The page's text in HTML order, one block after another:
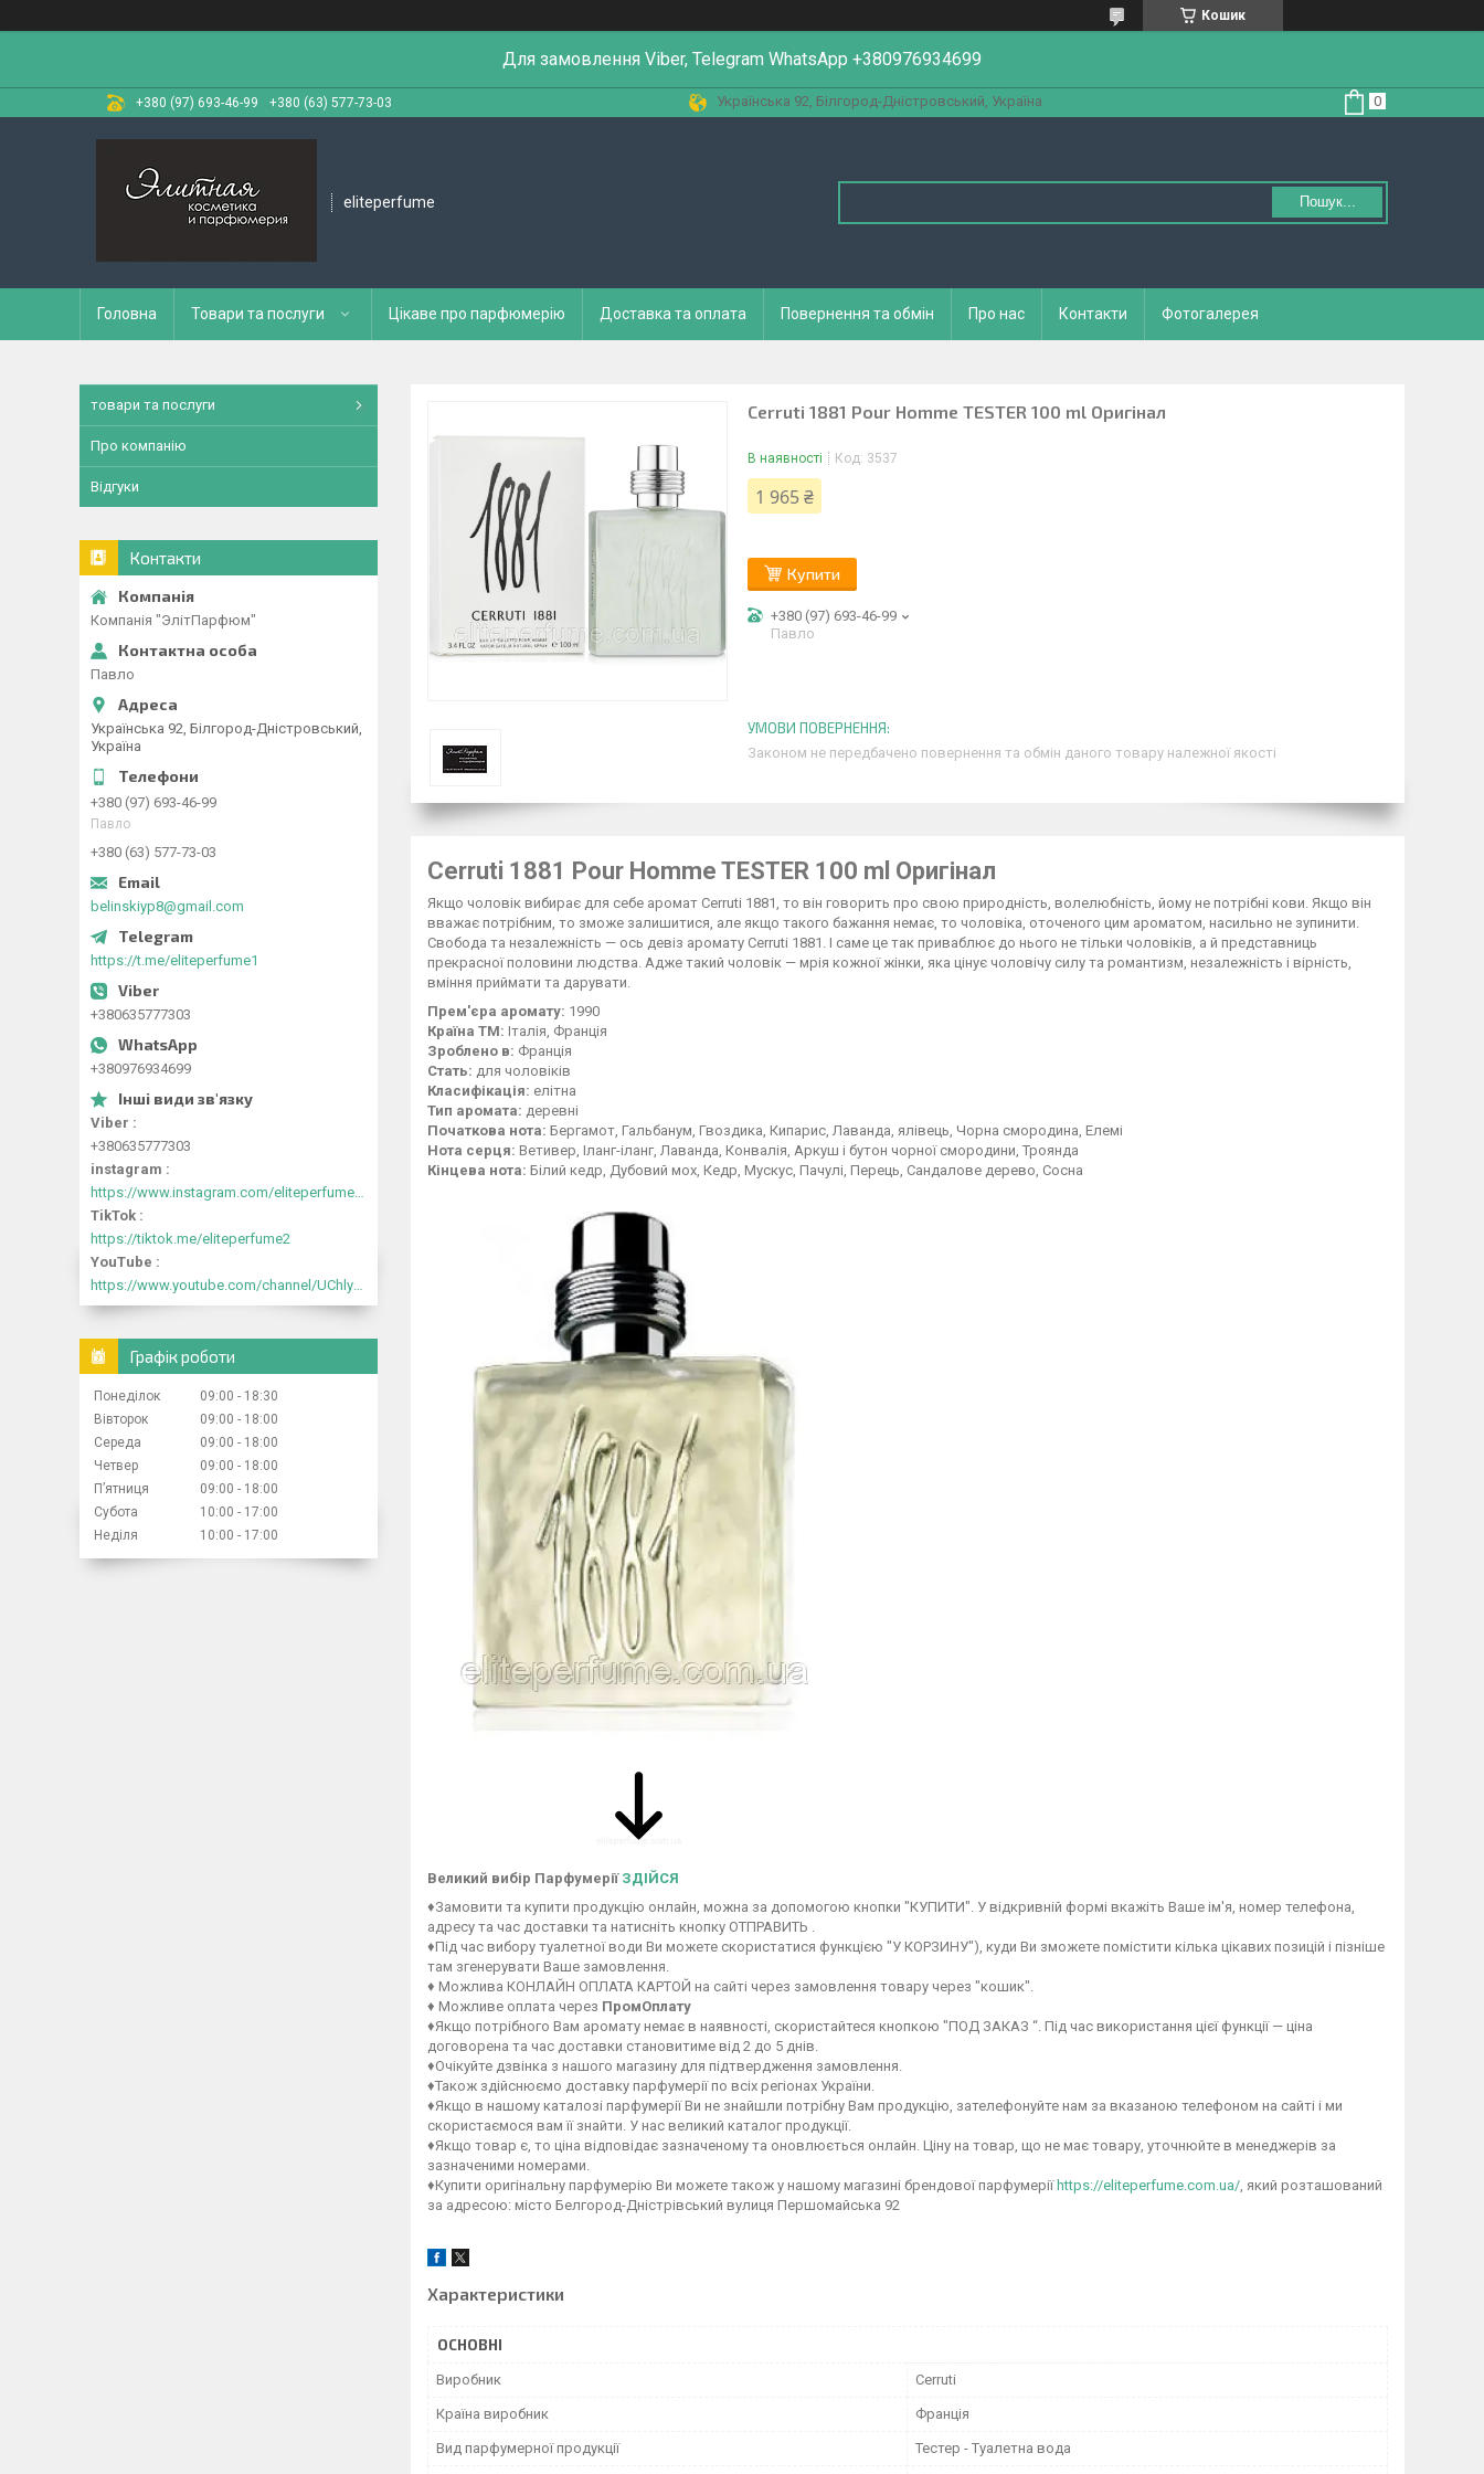
Кошик
Для замовлення Viber, Telegram WhatsApp +380976934699
+380 (97) 693-46-99 +380 (63) 577-73-03 Українська 92, Білгород-Дністровський, Україна
eliteperfume Пошук...
Головна Товари та послуги Цікаве про парфюмерію Доставка та оплата Повернення та обмін Про нас Контакти Фотогалерея
Cerruti 1881 Pour Homme TESTER 100 ml Оригінал
В наявності Код: 3537
1 965 ₴
Купити
+380 (97) 693-46-99
Павло
Законом не передбачено повернення та обмін даного товару належної якості
Cerruti 1881 Pour Homme TESTER 100 ml Оригінал
Якщо чоловік вибирає для себе аромат Cerruti 1881, то він говорить про свою природність, волелюбність, йому не потрібні кови. Якщо він
вважає потрібним, то зможе залишитися, але якщо такого бажання немає, то чоловіка, оточеного цим ароматом, насильно не зупинити.
Свобода та незалежність — ось девіз аромату Cerruti 1881. І саме це так приваблює до нього не тільки чоловіків, а й представниць
прекрасної половини людства. Адже такий чоловік — мрія кожної жінки, яка цінує чоловічу силу та романтизм, незалежність і вірність,
вміння приймати та дарувати.
Прем'єра аромату: 1990
Країна ТМ: Італія, Франція
Зроблено в: Франція
Стать: для чоловіків
Класифікація: елітна
Тип аромата: деревні
Початкова нота: Бергамот, Гальбанум, Гвоздика, Кипарис, Лаванда, ялівець, Чорна смородина, Елемі
Нота серця: Ветивер, Іланг-іланг, Лаванда, Конвалія, Аркуш і бутон чорної смородини, Троянда
Кінцева нота: Білий кедр, Дубовий мох, Кедр, Мускус, Пачулі, Перець, Сандалове дерево, Сосна
Великий вибір Парфумерії ЗДІЙСЯ
♦Замовити та купити продукцію онлайн, можна за допомогою кнопки "КУПИТИ". У відкривній формі вкажіть Ваше ім'я, номер телефона,
адресу та час доставки та натисніть кнопку ОТПРАВИТЬ .
♦Під час вибору туалетної води Ви можете скористатися функцією "У КОРЗИНУ"), куди Ви зможете помістити кілька цікавих позицій і пізніше
там згенерувати Ваше замовлення.
♦ Можлива КОНЛАЙН ОПЛАТА КАРТОЙ на сайті через замовлення товару через "кошик".
♦ Можливе оплата через ПромОплату
♦Якщо потрібного Вам аромату немає в наявності, скористайтеся кнопкою "ПОД ЗАКАЗ “. Під час використання цієї функції — ціна
договорена та час доставки становитиме від 2 до 5 днів.
♦Очікуйте дзвінка з нашого магазину для підтвердження замовлення.
♦Також здійснюємо доставку парфумерії по всіх регіонах України.
♦Якщо в нашому каталозі парфумерії Ви не знайшли потрібну Вам продукцію, зателефонуйте нам за вказаною телефоном на сайті і ми
скористаємося вам її знайти. У нас великий каталог продукції.
♦Якщо товар є, то ціна відповідає зазначеному та оновлюється онлайн. Ціну на товар, що не має товару, уточнюйте в менеджерів за
зазначеними номерами.
♦Купити оригінальну парфумерію Ви можете також у нашому магазині брендової парфумерії https://eliteperfume.com.ua/ , який розташований
за адресою: місто Белгород-Дністрівський вулиця Першомайська 92
Характеристики
ОСНОВНІ
Виробник Cerruti
Країна виробник Франція
Вид парфумерної продукції Тестер - Туалетна вода
товари та послуги
Про компанію
Відгуки
Контакти
Компанія "ЭлітПарфюм"
Павло
Українська 92, Білгород-Дністровський,
Україна
+380 (97) 693-46-99
Павло
+380 (63) 577-73-03
belinskiyp8@gmail.com
https://t.me/eliteperfume1
+380635777303
+380976934699
Viber
+380635777303
instagram
https://www.instagram.com/eliteperfume2030/
TikTok
https://tiktok.me/eliteperfume2
YouTube
https://www.youtube.com/channel/UChlyrHV155UsxbND9N3hYJA
Графік роботи
Понеділок 09:00
18:30
Вівторок
09:00
18:00
Середа
09:00
18:00
Четвер
09:00
18:00
Пʼятниця
09:00
18:00
Субота
10:00
17:00
Неділя
10:00 17:00